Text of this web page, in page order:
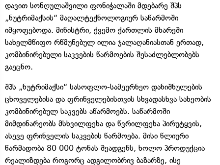
დავით სონღულაშვილი ფონიჭალაში მდებარე შპს
„ნუტრიმაქსის“ მაღალტექნოლოგიურ საწარმოში
იმყოფებოდა. მინისტრი, ქვემო ქართლის მხარეში
სახელმწიფო რწმუნებულ ილია ჯალაღანიასთან ერთად,
კომბინირებული საკვების წარმოების შესაძლებლობებს
გაეცნო.
შპს „ნუტრიმაქსი“ სასოფლო-სამეურნეო დანიშნულების
ცხოველებისა და ფრინველებისთვის სხვადასხვა სახეობის
კომბინირებულ საკვებს აწარმოებს. საწარმოში
მიმდინარეობს მსხვილფეხა და წვრილფეხა პირუტყვის,
ასევე ფრინველის საკვების წარმოება. მისი წლიური
წარმადობა 80 000 ტონას შეადგენს, ხოლო პროდუქცია
რეალიზდება როგორც ადგილობრივ ბაზარზე, ისე